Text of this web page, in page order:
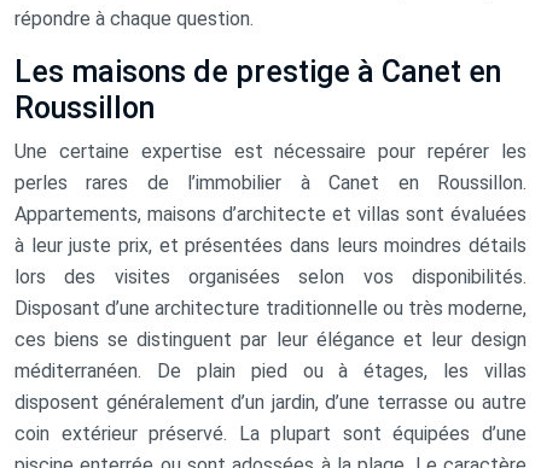
répondre à chaque question.
Les maisons de prestige à Canet en
Roussillon
Une certaine expertise est nécessaire pour repérer les
perles rares de l’immobilier à Canet en Roussillon.
Appartements, maisons d’architecte et villas sont évaluées
à leur juste prix, et présentées dans leurs moindres détails
lors des visites organisées selon vos disponibilités.
Disposant d’une architecture traditionnelle ou très moderne,
ces biens se distinguent par leur élégance et leur design
méditerranéen. De plain pied ou à étages, les villas
disposent généralement d’un jardin, d’une terrasse ou autre
coin extérieur préservé. La plupart sont équipées d’une